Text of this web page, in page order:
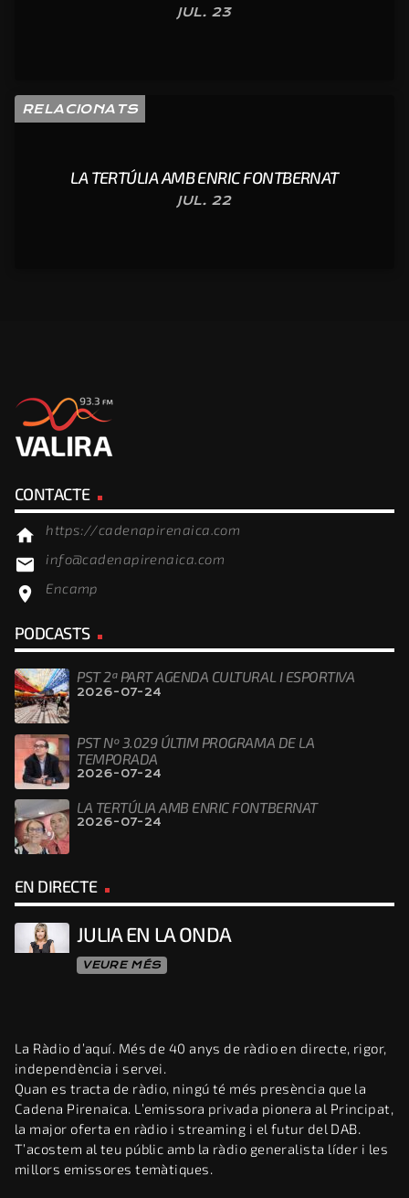
JUL. 23
RELACIONATS
LA TERTÚLIA AMB ENRIC FONTBERNAT
JUL. 22
CONTACTE
home https://cadenapirenaica.com
email info@cadenapirenaica.com
location_on Encamp
PODCASTS
PST 2ª PART AGENDA CULTURAL I ESPORTIVA
2026-07-24
PST Nº 3.029 ÚLTIM PROGRAMA DE LA
TEMPORADA
2026-07-24
LA TERTÚLIA AMB ENRIC FONTBERNAT
2026-07-24
EN DIRECTE
JULIA EN LA ONDA
VEURE MÉS
La Ràdio d’aquí. Més de 40 anys de ràdio en directe, rigor,
independència i servei.
Quan es tracta de ràdio, ningú té més presència que la
Cadena Pirenaica. L’emissora privada pionera al Principat,
la major oferta en ràdio i streaming i el futur del DAB.
T’acostem al teu públic amb la ràdio generalista líder i les
millors emissores temàtiques.